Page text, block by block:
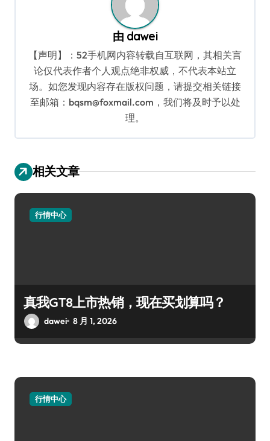
由 dawei
【声明】：52手机网内容转载自互联网，其相关言
论仅代表作者个人观点绝非权威，不代表本站立
场。如您发现内容存在版权问题，请提交相关链接
至邮箱：bqsm@foxmail.com，我们将及时予以处
理。
相关文章
行情中心
真我GT8上市热销，现在买划算吗？
dawei 8 月 1, 2026
行情中心